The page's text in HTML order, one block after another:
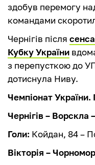
здобув перемогу
командами
Чернігів після
Кубку України
з перепусткою до
дотиснула Ниву.
Чемпіонат
Чернігів – Ворскла
Голи: Койдан, 84 –
Вікторія –